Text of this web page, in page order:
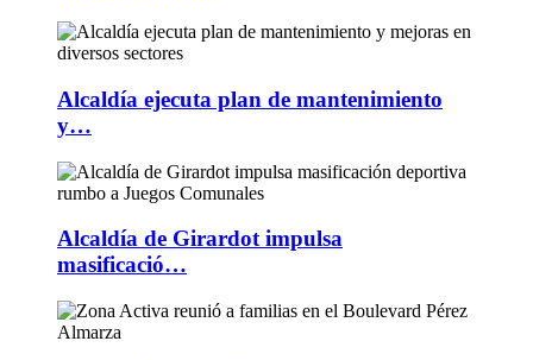
Alcaldía ejecuta plan de mantenimiento
y…
Alcaldía de Girardot impulsa
masificació…